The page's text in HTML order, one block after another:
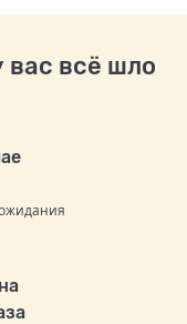
вас всё шло